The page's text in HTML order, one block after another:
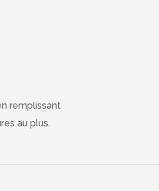
remplissant
au plus.